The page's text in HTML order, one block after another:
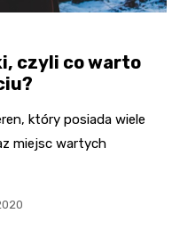
czyli co warto
który posiada wiele
miejsc wartych